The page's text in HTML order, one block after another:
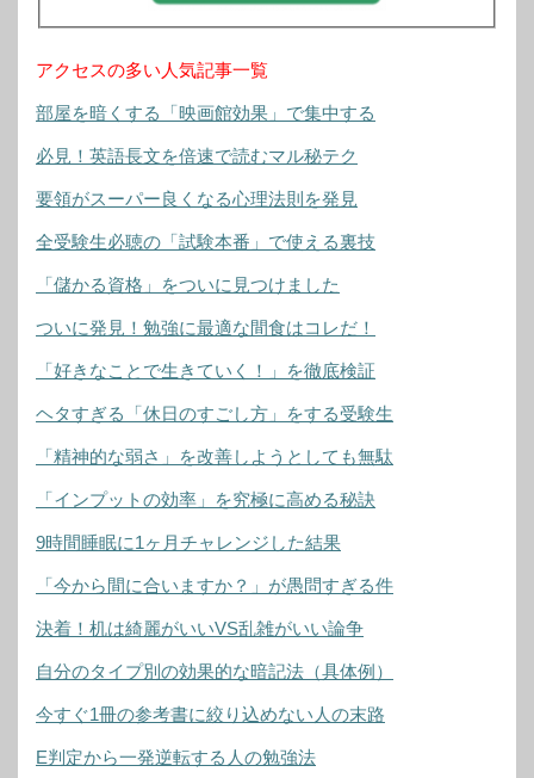
アクセスの多い人気記事一覧
部屋を暗くする「映画館効果」で集中する
必見！英語長文を倍速で読むマル秘テク
要領がスーパー良くなる心理法則を発見
全受験生必聴の「試験本番」で使える裏技
「儲かる資格」をついに見つけました
ついに発見！勉強に最適な間食はコレだ！
「好きなことで生きていく！」を徹底検証
ヘタすぎる「休日のすごし方」をする受験生
「精神的な弱さ」を改善しようとしても無駄
「インプットの効率」を究極に高める秘訣
9時間睡眠に1ヶ月チャレンジした結果
「今から間に合いますか？」が愚問すぎる件
決着！机は綺麗がいいVS乱雑がいい論争
自分のタイプ別の効果的な暗記法（具体例）
今すぐ1冊の参考書に絞り込めない人の末路
E判定から一発逆転する人の勉強法